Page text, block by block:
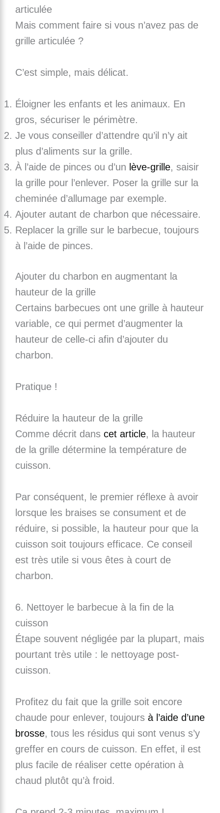
articulée
Mais comment faire si vous n’avez pas de
grille articulée ?
C’est simple, mais délicat.
Éloigner les enfants et les animaux. En
gros, sécuriser le périmètre.
Je vous conseiller d’attendre qu’il n’y ait
plus d’aliments sur la grille.
À l’aide de pinces ou d’un lève-grille, saisir
la grille pour l’enlever. Poser la grille sur la
cheminée d’allumage par exemple.
Ajouter autant de charbon que nécessaire.
Replacer la grille sur le barbecue, toujours
à l’aide de pinces.
Ajouter du charbon en augmentant la
hauteur de la grille
Certains barbecues ont une grille à hauteur
variable, ce qui permet d’augmenter la
hauteur de celle-ci afin d’ajouter du
charbon.
Pratique !
Réduire la hauteur de la grille
Comme décrit dans cet article, la hauteur
de la grille détermine la température de
cuisson.
Par conséquent, le premier réflexe à avoir
lorsque les braises se consument et de
réduire, si possible, la hauteur pour que la
cuisson soit toujours efficace. Ce conseil
est très utile si vous êtes à court de
charbon.
6. Nettoyer le barbecue à la fin de la
cuisson
Étape souvent négligée par la plupart, mais
pourtant très utile : le nettoyage post-
cuisson.
Profitez du fait que la grille soit encore
chaude pour enlever, toujours à l’aide d’une
brosse, tous les résidus qui sont venus s’y
greffer en cours de cuisson. En effet, il est
plus facile de réaliser cette opération à
chaud plutôt qu’à froid.